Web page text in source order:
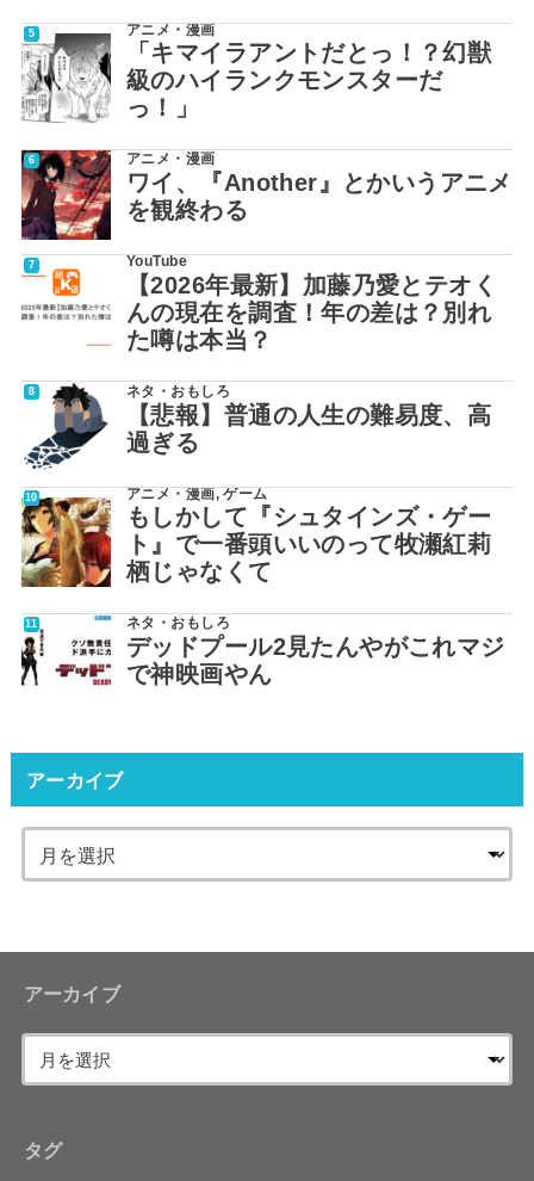
アニメ・漫画
「キマイラアントだとっ！？幻獣
級のハイランクモンスターだ
っ！」
アニメ・漫画
ワイ、『Another』とかいうアニメ
を観終わる
YouTube
【2026年最新】加藤乃愛とテオく
んの現在を調査！年の差は？別れ
た噂は本当？
ネタ・おもしろ
【悲報】普通の人生の難易度、高
過ぎる
アニメ・漫画,ゲーム
もしかして『シュタインズ・ゲー
ト』で一番頭いいのって牧瀬紅莉
栖じゃなくて
ネタ・おもしろ
デッドプール2見たんやがこれマジ
で神映画やん
アーカイブ
アーカイブ
タグ